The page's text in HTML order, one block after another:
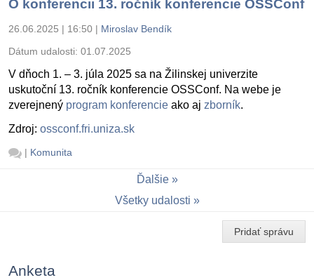
O konferencii 13. ročník konferencie OSSConf
26.06.2025 | 16:50 | Miroslav Bendík
Dátum udalosti: 01.07.2025
V dňoch 1. – 3. júla 2025 sa na Žilinskej univerzite
uskutoční 13. ročník konferencie OSSConf. Na webe je
zverejnený program konferencie ako aj zborník.
Zdroj: ossconf.fri.uniza.sk
| Komunita
Ďalšie
Všetky udalosti
Pridať správu
Anketa